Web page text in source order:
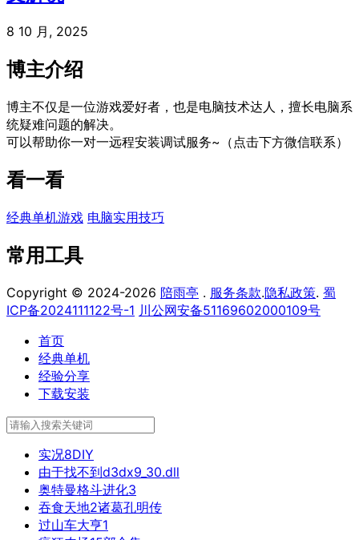
8 10 月, 2025
博主介绍
博主不仅是一位游戏爱好者，也是电脑技术达人，擅长电脑系
统疑难问题的解决。
可以帮助你一对一远程安装调试服务~（点击下方微信联系）
看一看
经典单机游戏 电脑实用技巧
常用工具
Copyright © 2024-2026 陪雨亭 . 服务条款.隐私政策. 蜀
ICP备2024111122号-1 川公网安备51169602000109号
首页
经典单机
经验分享
下载安装
实况8DIY
由于找不到d3dx9_30.dll
奥特曼格斗进化3
吞食天地2诸葛孔明传
过山车大亨1